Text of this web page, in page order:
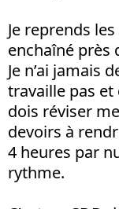
Je reprends
enchaîné près
Je n’ai jamais
travaille pas et
dois réviser
devoirs à
4 heures par
rythme.